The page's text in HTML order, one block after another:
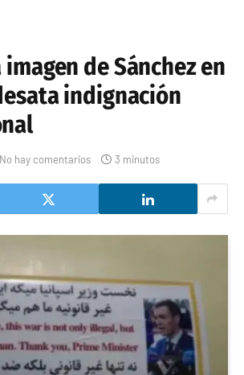
de Sánchez en
indignación
No hay comentarios 3 minutos